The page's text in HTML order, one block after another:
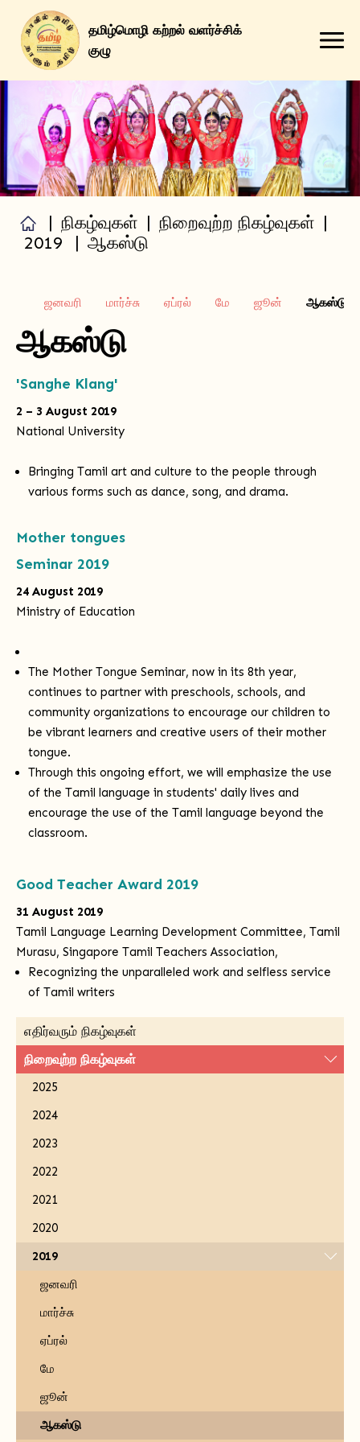
தமிழ்மொழி கற்றல் வளர்ச்சிக்
குழு
எங்களைப் பற்றி
எங்கள் சேவைகள்
நிகழ்வுகள்
வளங்கள்
தொடர்புக்கு
| நிகழ்வுகள் | நிறைவுற்ற நிகழ்வுகள் |
2019
| ஆகஸ்டு
ஜனவரி மார்ச்சு ஏப்ரல் மே ஜூன் ஆகஸ்டு
ஆகஸ்டு
'Sanghe Klang'
2 – 3 August 2019
National University
Bringing Tamil art and culture to the people through
various forms such as dance, song, and drama.
Mother tongues
Seminar 2019
24 August 2019
Ministry of Education
The Mother Tongue Seminar, now in its 8th year,
continues to partner with preschools, schools, and
community organizations to encourage our children to
be vibrant learners and creative users of their mother
tongue.
Through this ongoing effort, we will emphasize the use
of the Tamil language in students' daily lives and
encourage the use of the Tamil language beyond the
classroom.
Good Teacher Award 2019
31 August 2019
Tamil Language Learning Development Committee, Tamil
Murasu, Singapore Tamil Teachers Association,
Recognizing the unparalleled work and selfless service
of Tamil writers
எதிர்வரும் நிகழ்வுகள்
நிறைவுற்ற நிகழ்வுகள்
2025
2024
2023
2022
2021
2020
2019
ஜனவரி
மார்ச்சு
ஏப்ரல்
மே
ஜூன்
ஆகஸ்டு